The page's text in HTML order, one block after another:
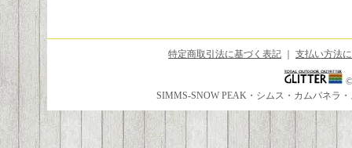
特定商取引法に基づく表記 支払い方法
SIMMS-SNOW PEAK・シムス・カムパネラ